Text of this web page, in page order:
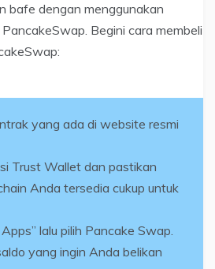
bafe dengan menggunakan
Begini cara membeli
yang ada di website resmi
Trust Wallet dan pastikan
Anda tersedia cukup untuk
lalu pilih Pancake Swap.
yang ingin Anda belikan